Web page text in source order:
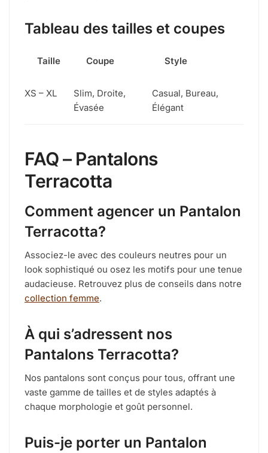
Tableau des tailles et coupes
Taille Coupe Style
XS – XL
Slim, Droite,
Évasée
Casual, Bureau,
Élégant
FAQ – Pantalons
Terracotta
Comment agencer un Pantalon
Terracotta?
Associez-le avec des couleurs neutres pour un
look sophistiqué ou osez les motifs pour une tenue
audacieuse. Retrouvez plus de conseils dans notre
collection femme.
À qui s’adressent nos
Pantalons Terracotta?
Nos pantalons sont conçus pour tous, offrant une
vaste gamme de tailles et de styles adaptés à
chaque morphologie et goût personnel.
Puis-je porter un Pantalon